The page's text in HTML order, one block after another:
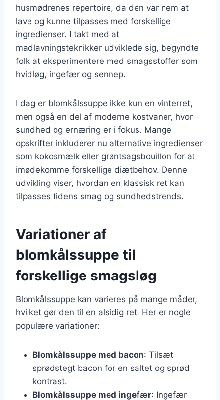
husmødrenes repertoire, da den var nem at
lave og kunne tilpasses med forskellige
ingredienser. I takt med at
madlavningsteknikker udviklede sig, begyndte
folk at eksperimentere med smagsstoffer som
hvidløg, ingefær og sennep.
I dag er blomkålssuppe ikke kun en vinterret,
men også en del af moderne kostvaner, hvor
sundhed og ernæring er i fokus. Mange
opskrifter inkluderer nu alternative ingredienser
som kokosmælk eller grøntsagsbouillon for at
imødekomme forskellige diætbehov. Denne
udvikling viser, hvordan en klassisk ret kan
tilpasses tidens smag og sundhedstrends.
Variationer af
blomkålssuppe til
forskellige smagsløg
Blomkålssuppe kan varieres på mange måder,
hvilket gør den til en alsidig ret. Her er nogle
populære variationer:
Blomkålssuppe med bacon: Tilsæt
sprødstegt bacon for en saltet og sprød
kontrast.
Blomkålssuppe med ingefær: Ingefær